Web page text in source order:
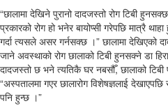
“छालामा देखिने पुरानो दादजस्तो रोग टिबी
प्रकारको रोग हो भनेर बायोप्सी गरेपछि मात्रै
गर्दा त्यसले असर गर्नसक्छ ।” छालामा देखिएको
जाने अवस्थाको रोग छालाको टिबी हुनसक्ने डा
दादजस्तो छ भने त्यतिकै घर नबसौँ, छालाको
“अस्पतालमा गएर छालारोग विशेषज्ञलाई देखाएपछि
पनि हुन्छ ।”